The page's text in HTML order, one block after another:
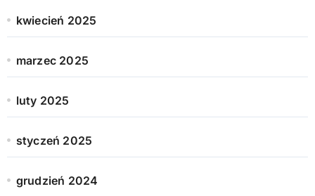
kwiecień 2025
marzec 2025
luty 2025
styczeń 2025
grudzień 2024